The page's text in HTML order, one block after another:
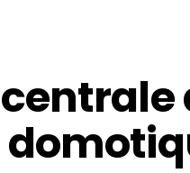
centrale